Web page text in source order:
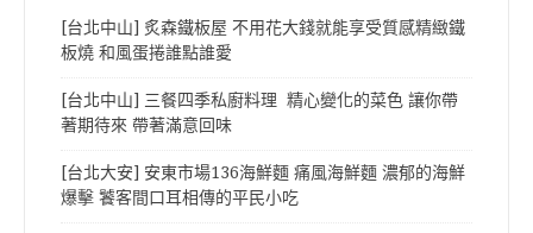
[台北中山] 炙森鐵板屋 不用花大錢就能享受質感精緻鐵
板燒 和風蛋捲誰點誰愛
[台北中山] 三餐四季私廚料理 精心變化的菜色 讓你帶
著期待來 帶著滿意回味
[台北大安] 安東市場136海鮮麵 痛風海鮮麵 濃郁的海鮮
爆擊 饕客間口耳相傳的平民小吃